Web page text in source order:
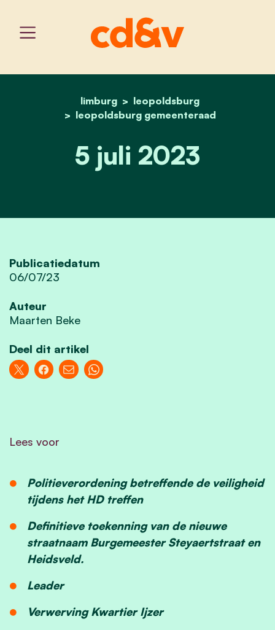
home
limburg
leopoldsburg
leopoldsburg gemeenteraad
5 juli 2023
5 juli 2023
Publicatiedatum
06/07/23
Auteur
Maarten Beke
Deel dit artikel
Lees voor
Politieverordening betreffende de veiligheid
tijdens het HD treffen
Definitieve toekenning van de nieuwe
straatnaam Burgemeester Steyaertstraat en
Heidsveld.
Leader
Verwerving Kwartier Ijzer